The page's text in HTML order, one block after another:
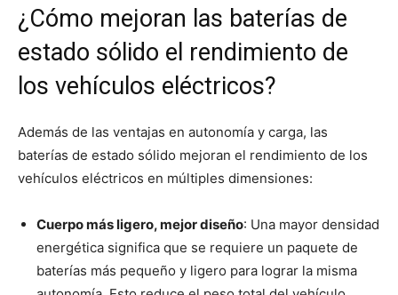
¿Cómo mejoran las baterías de
estado sólido el rendimiento de
los vehículos eléctricos?
Además de las ventajas en autonomía y carga, las
baterías de estado sólido mejoran el rendimiento de los
vehículos eléctricos en múltiples dimensiones:
Cuerpo más ligero, mejor diseño: Una mayor densidad
energética significa que se requiere un paquete de
baterías más pequeño y ligero para lograr la misma